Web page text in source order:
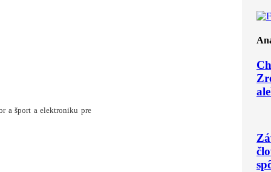
a šport a elektroniku pre